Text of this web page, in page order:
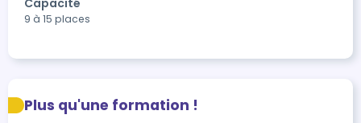
Capacité
9 à 15 places
Plus qu'une formation !